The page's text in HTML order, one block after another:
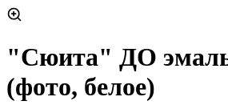
"Сюита" ДО
(фото, белое)